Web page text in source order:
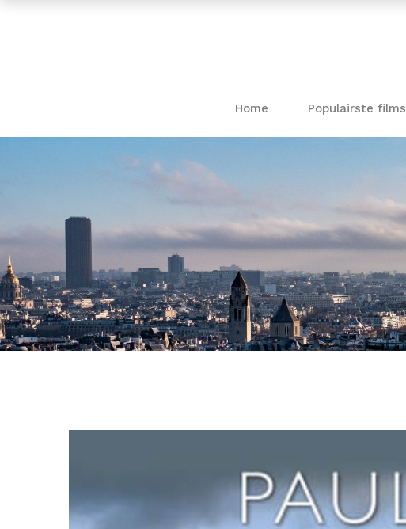
Home Populairste films